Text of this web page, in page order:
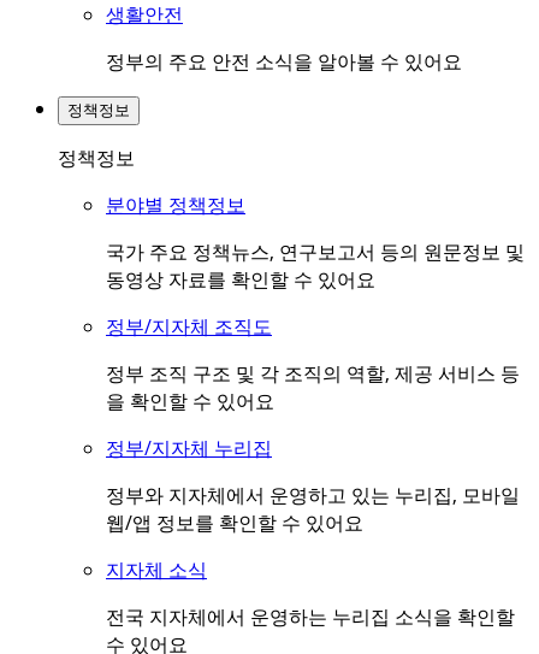
생활안전
정부의 주요 안전 소식을 알아볼 수 있어요
정책정보
정책정보
분야별 정책정보
국가 주요 정책뉴스, 연구보고서 등의 원문정보 및
동영상 자료를 확인할 수 있어요
정부/지자체 조직도
정부 조직 구조 및 각 조직의 역할, 제공 서비스 등
을 확인할 수 있어요
정부/지자체 누리집
정부와 지자체에서 운영하고 있는 누리집, 모바일
웹/앱 정보를 확인할 수 있어요
지자체 소식
전국 지자체에서 운영하는 누리집 소식을 확인할
수 있어요